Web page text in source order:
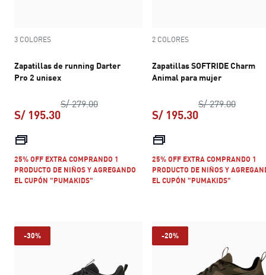
3 COLORES
Zapatillas de running Darter
Pro 2 unisex
S/ 279.00precio original S/ 279.00
S/ 195.30
precio actual S/ 195.30
25% OFF EXTRA COMPRANDO 1
PRODUCTO DE NIÑOS Y AGREGANDO
EL CUPÓN "PUMAKIDS"
2 COLORES
Zapatillas SOFTRIDE Charm
Animal para mujer
S/ 279.00precio
S/ 195.30
25% OFF EXTRA COMPRANDO 1
PRODUCTO DE NIÑOS Y
EL CUPÓN "PUMAKIDS"
-30% -20%